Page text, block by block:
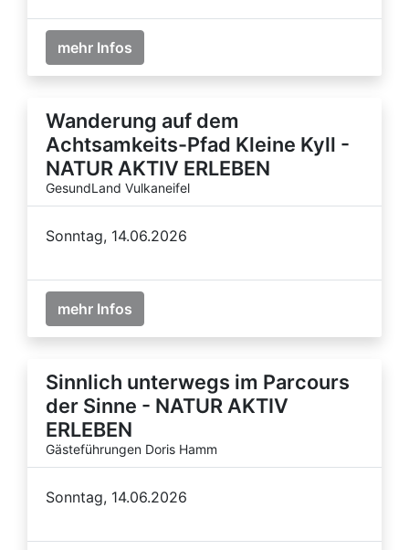
mehr Infos
Wanderung auf dem
Achtsamkeits-Pfad Kleine Kyll -
NATUR AKTIV ERLEBEN
GesundLand Vulkaneifel
Sonntag, 14.06.2026
mehr Infos
Sinnlich unterwegs im Parcours
der Sinne - NATUR AKTIV
ERLEBEN
Gästeführungen Doris Hamm
Sonntag, 14.06.2026